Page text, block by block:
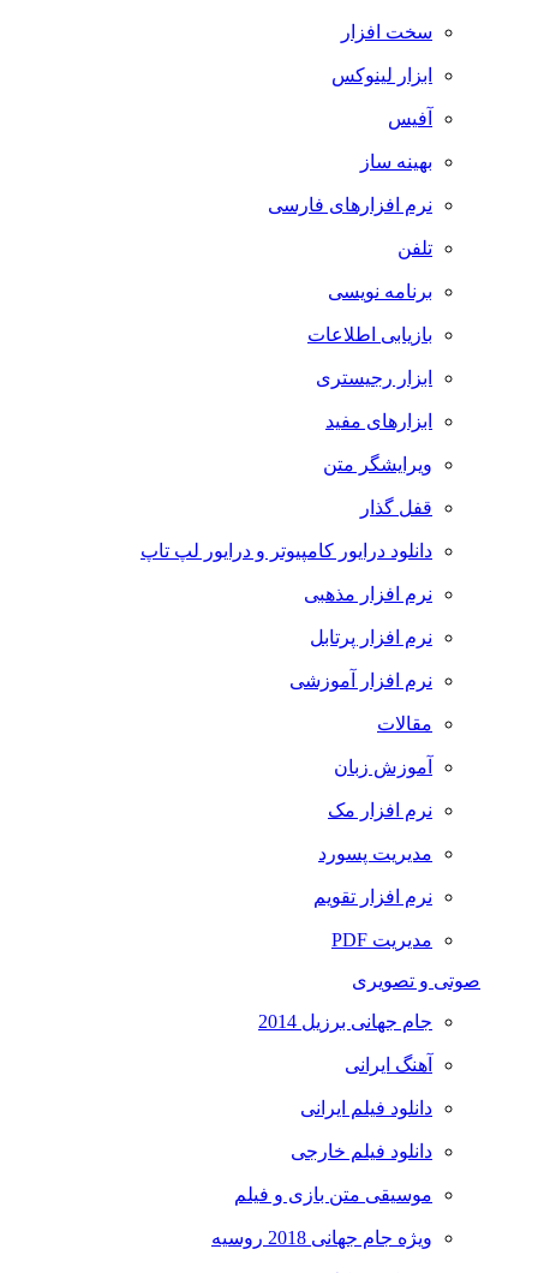
سخت افزار
ابزار لینوکس
آفیس
بهینه ساز
نرم افزارهای فارسی
تلفن
برنامه نویسی
بازیابی اطلاعات
ابزار رجیستری
ابزارهای مفید
ویرایشگر متن
قفل گذار
دانلود درایور کامپیوتر و درایور لپ تاپ
نرم افزار مذهبی
نرم افزار پرتابل
نرم افزار آموزشی
مقالات
آموزش زبان
نرم افزار مک
مدیریت پسورد
نرم افزار تقویم
مدیریت PDF
صوتی و تصویری
جام جهانی برزیل 2014
آهنگ ایرانی
دانلود فیلم ایرانی
دانلود فیلم خارجی
موسیقی متن بازی و فیلم
ویژه جام جهانی 2018 روسیه